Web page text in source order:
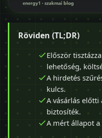
Röviden (TL;DR)
Először
lehetőség,
A hirdetés
kulcs.
A vásárlás
biztosíték.
A mért állapot